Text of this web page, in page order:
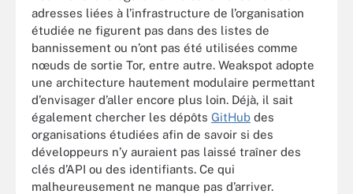
adresses liées à l’infrastructure de l’organisation
étudiée ne figurent pas dans des listes de
bannissement ou n’ont pas été utilisées comme
nœuds de sortie Tor, entre autre. Weakspot adopte
une architecture hautement modulaire permettant
d’envisager d’aller encore plus loin. Déjà, il sait
également chercher les dépôts GitHub des
organisations étudiées afin de savoir si des
développeurs n’y auraient pas laissé traîner des
clés d’API ou des identifiants. Ce qui
malheureusement ne manque pas d’arriver.